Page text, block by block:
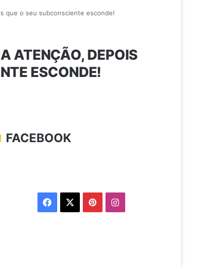
que o seu subconsciente esconde!
ATENÇÃO, DEPOIS
ESCONDE!
FACEBOOK
Facebook PinterestInstagram